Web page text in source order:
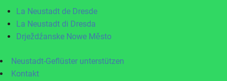
La Neustadt de Dresde
La Neustadt di Dresda
Drježdźanske Nowe Město
Neustadt-Geflüster unterstützen
Kontakt